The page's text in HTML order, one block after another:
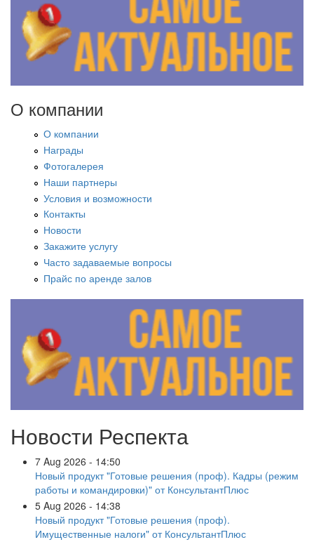
О компании
О компании
Награды
Фотогалерея
Наши партнеры
Условия и возможности
Контакты
Новости
Закажите услугу
Часто задаваемые вопросы
Прайс по аренде залов
Новости Респекта
7 Aug 2026 - 14:50
Новый продукт "Готовые решения (проф). Кадры (режим
работы и командировки)" от КонсультантПлюс
5 Aug 2026 - 14:38
Новый продукт "Готовые решения (проф).
Имущественные налоги" от КонсультантПлюс